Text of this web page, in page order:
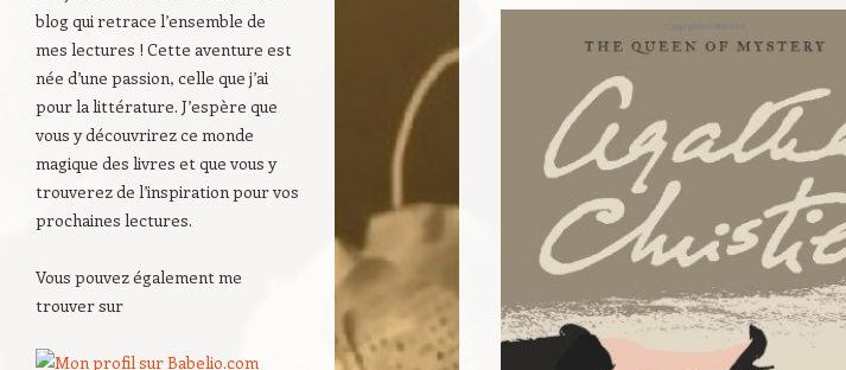
blog qui retrace l’ensemble de
mes lectures ! Cette aventure est
née d’une passion, celle que j’ai
pour la littérature. J’espère que
vous y découvrirez ce monde
magique des livres et que vous y
trouverez de l’inspiration pour vos
prochaines lectures.
Vous pouvez également me
trouver sur